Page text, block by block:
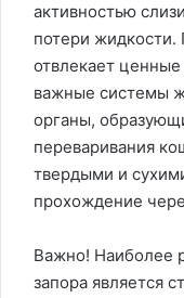
активностью
потери жидкости.
отвлекает
важные системы
органы,
переваривания
твердыми и
прохождение
Важно! Наиболее
запора является